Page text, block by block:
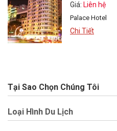
Giá: Liên hệ
Palace Hotel
Chi Tiết
Tại Sao Chọn Chúng Tôi
Loại Hình Du Lịch